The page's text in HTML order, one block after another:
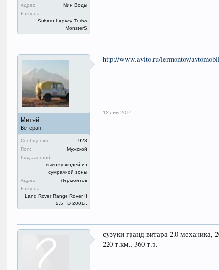
Адрес:
Мин Воды
Езжу на:
Subaru Legacy Turbo
MonsterS
Митяй
Ветеран
Сообщения:
923
Пол:
Мужской
Род занятий:
вывожу людей из
сумрачной зоны
Адрес:
Лермонтов
Езжу на:
Land Rover Range Rover II
2.5 TD 2001г.
http://www.avito.ru/lermontov/
12 сен 2014
сузуки гранд витара 2.0 механика,
220 т.км., 360 т.р.